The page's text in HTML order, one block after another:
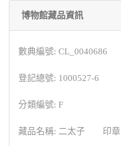
博物館藏品資訊
數典編號: CL_0040686
登記總號: 1000527-6
分類編號: F
藏品名稱: 二太子 印章